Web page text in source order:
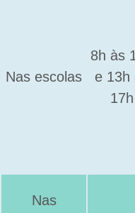
Nas escolas
8h às
e 13h
17h
Nas